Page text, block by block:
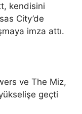
kendisini
City’de
imza attı.
ve The Miz,
geçti